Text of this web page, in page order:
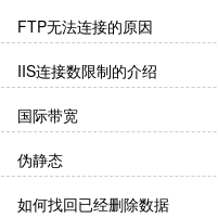
FTP无法连接的原因
IIS连接数限制的介绍
国际带宽
伪静态
如何找回已经删除数据